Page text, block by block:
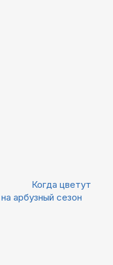
Когда цветут
арбузный сезон